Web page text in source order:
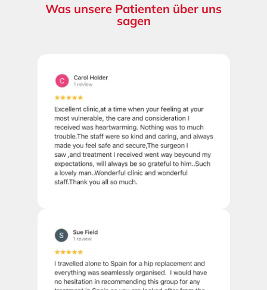
Was unsere Patienten über uns
sagen